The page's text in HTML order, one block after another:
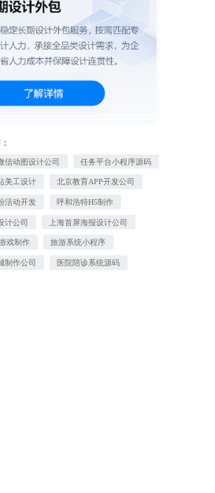
信动图设计公司 任务平台小程序源码
美工设计 北京教育APP开发公司
活动开发 呼和浩特H5制作
计公司 上海首屏海报设计公司
戏制作 旅游系统小程序
制作公司 医院陪诊系统源码